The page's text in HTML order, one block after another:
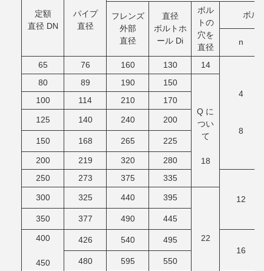
定額
直径 DN
パイプ
直径
フレンズ
外部
直径
直径
ボルトホ
ール Di
ボル
トの
穴を
直径
ボル
n
65 76 160 130 14
4
8
80 89 190 150
Q に
つい
て
18
100 114 210 170
125 140 240 200
150 168 265 225
200 219 320
280
250
273 375 335
12
300 325 440 395
22
350 377 490 445
400
450
426 540
495
16
480
595 550